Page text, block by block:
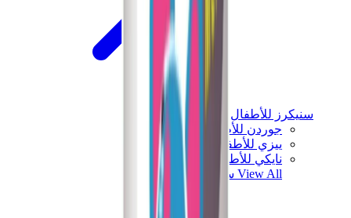
سنيكرز للأطفال
جوردن للأطفال
ييزي للأطفال
نايكي للأطفال
View All سنيكرز للأطفال